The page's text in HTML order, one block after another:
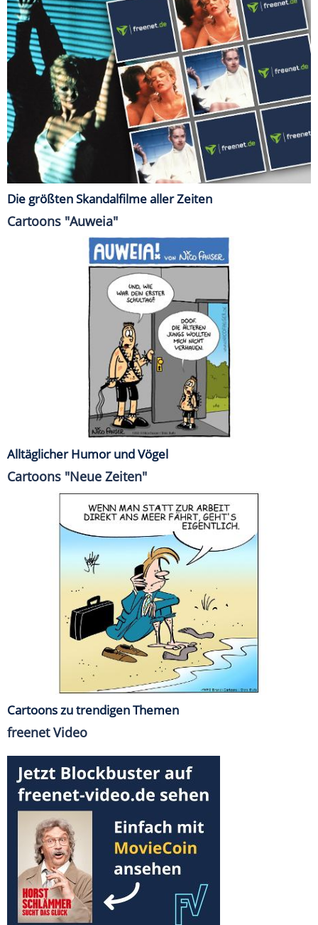
Die größten Skandalfilme aller Zeiten
Cartoons "Auweia"
Alltäglicher Humor und Vögel
Cartoons "Neue Zeiten"
Cartoons zu trendigen Themen
freenet Video